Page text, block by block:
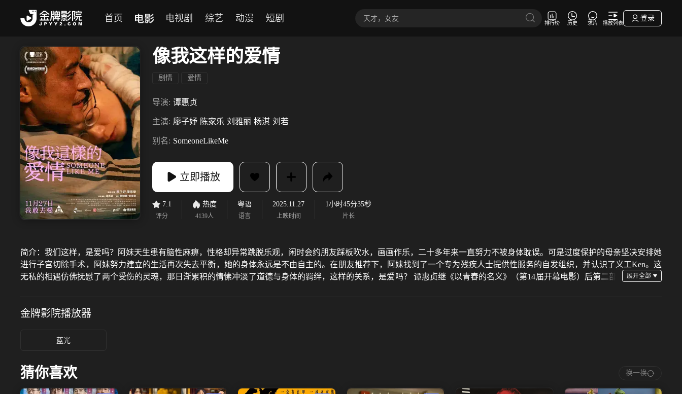
首页 电影 电视剧 综艺 动漫 短剧 排行榜 历史 求片 播放列表
登录
像我这样的爱情
剧情 爱情
导演: 谭惠贞
主演: 廖子妤 陈家乐 刘雅丽 杨淇 刘若
别名: SomeoneLikeMe
立即播放
7.1
评分
热度
4139人
粤语
语言
2025.11.27
上映时间
1小时45分35秒
片长
简介： 我们这样，是爱吗？阿妹天生患有脑性麻痹，性格却异常跳脱乐观，闲时会约朋友踩板吹水，画画作乐，二十多年来一直努力不被身体耽误。可是过度保护的母亲坚决安排她
进行子宫切除手术，阿妹努力建立的生活再次失去平衡，她的身体永远是不由自主的。在朋友推荐下，阿妹找到了一个专为残疾人士提供性服务的自发组织，并认识了义工Ken。这
无私的相遇仿佛抚慰了两个受伤的灵魂，那日渐累积的情愫冲淡了道德与身体的羁绊，这样的关系，是爱吗？ 谭惠贞继《以青春的名义》（第14届开幕电影）后第二部
金牌影院播放器
蓝光
猜你喜欢 换一换